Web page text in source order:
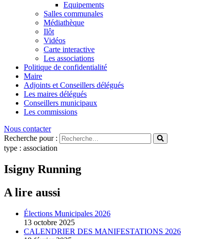
Equipements
Salles communales
Médiathèque
Ilôt
Vidéos
Carte interactive
Les associations
Politique de confidentialité
Maire
Adjoints et Conseillers délégués
Les maires délégués
Conseillers municipaux
Les commissions
Nous contacter
Recherche pour :
type : association
Isigny Running
A lire aussi
Élections Municipales 2026
13 octobre 2025
CALENDRIER DES MANIFESTATIONS 2026